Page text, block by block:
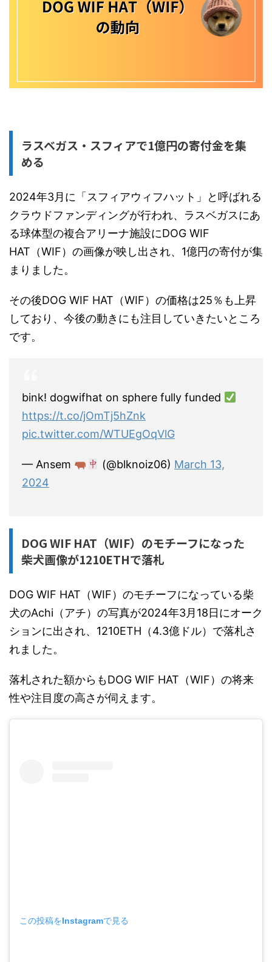
ラスベガス・スフィアで1億円の寄付金を集
める
2024年3月に「スフィアウィフハット」と呼ばれる
クラウドファンディングが行われ、ラスベガスにあ
る球体型の複合アリーナ施設にDOG WIF
HAT（WIF）の画像が映し出され、1億円の寄付が集
まりました。
その後DOG WIF HAT（WIF）の価格は25％も上昇
しており、今後の動きにも注目していきたいところ
です。
bink! dogwifhat on sphere fully funded
https://t.co/jOmTj5hZnk
pic.twitter.com/WTUEgOqVlG
— Ansem (@blknoiz06) March 13,
2024
DOG WIF HAT（WIF）のモチーフになった
柴犬画像が1210ETHで落札
DOG WIF HAT（WIF）のモチーフになっている柴
犬のAchi（アチ）の写真が2024年3月18日にオーク
ションに出され、1210ETH（4.3億ドル）で落札さ
れました。
落札された額からもDOG WIF HAT（WIF）の将来
性や注目度の高さが伺えます。
この投稿をInstagramで見る